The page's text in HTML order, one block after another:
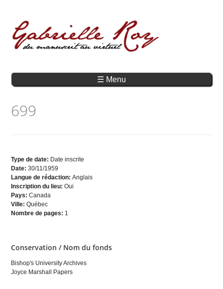
☰ Menu
699
Type de date: Date inscrite
Date:30/11/1959
Langue de rédaction:Anglais
Inscription du lieu:Oui
Pays:Canada
Ville:Québec
Nombre de pages: 1
Conservation / Nom du fonds
Bishop's University Archives
Joyce Marshall Papers